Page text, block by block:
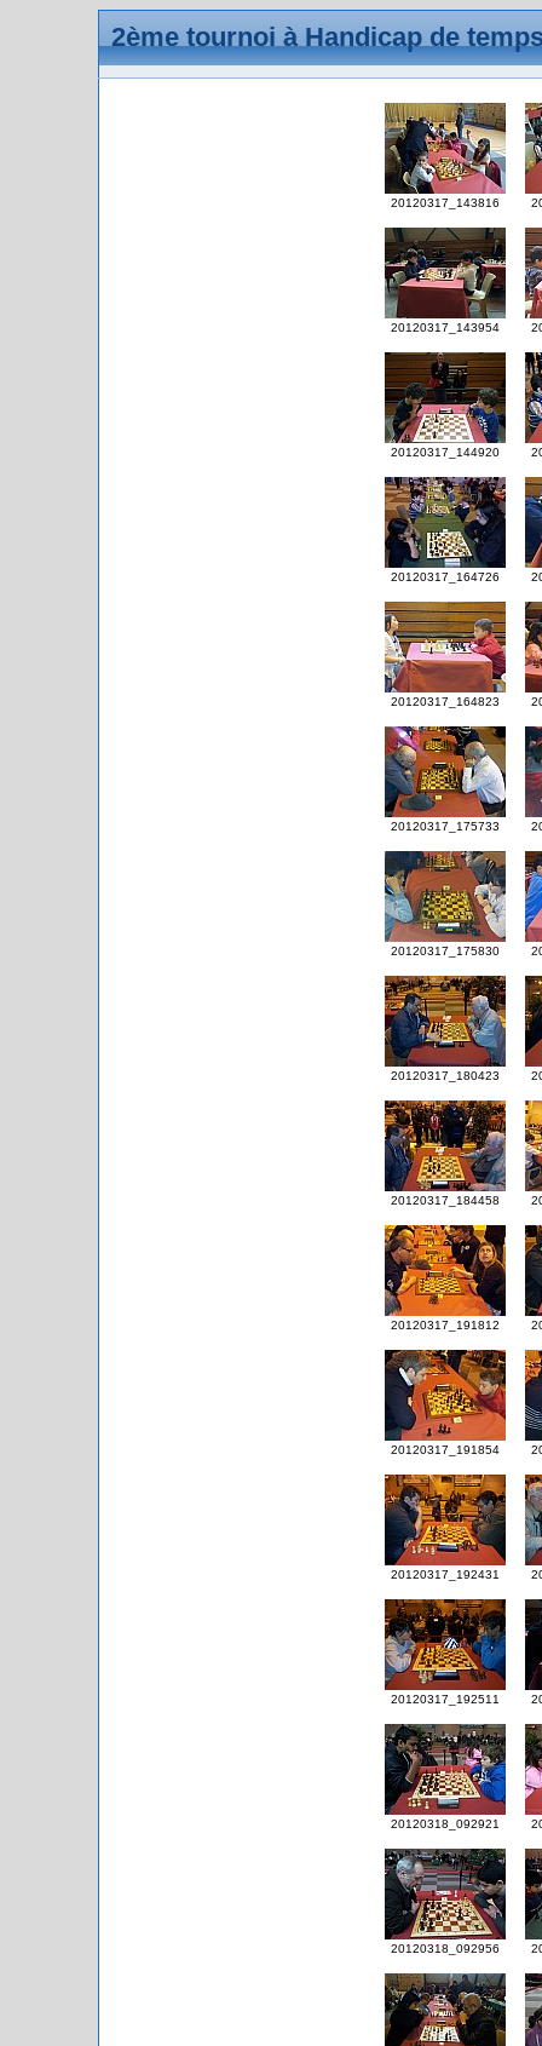
2ème tournoi à Handicap de
20120317_143816
20120317_143954
20120317_144920
20120317_164726
20120317_164823
20120317_175733
20120317_175830
20120317_180423
20120317_184458
20120317_191812
20120317_191854
20120317_192431
20120317_192511
20120318_092921
20120318_092956